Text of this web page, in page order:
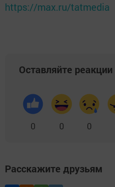
https://max.ru/tatmedia
Оставляйте реакции
0 0 0
Расскажите друзьям